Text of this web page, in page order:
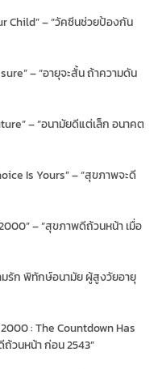
Child” – “วัคซีนช่วยป้องกัน
– “อายุจะสั้น ถ้าความดัน
– “อนามัยดีแต่เล็ก อนาคต
Is Yours” – “สุขภาพจะดี
– “สุขภาพดีถ้วนหน้า เมื่อ
มรัก พิทักษ์อนามัย ผู้สูงวัยอายุ
: The Countdown Has
วนหน้า ก่อน 2543”